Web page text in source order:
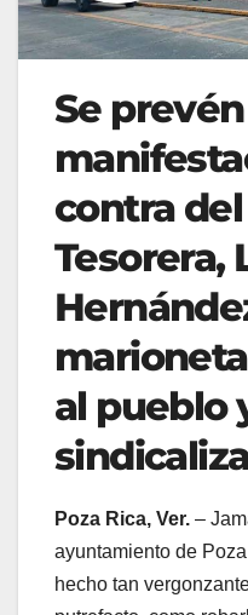
Se
contra
Tesorera,
al pueblo
Poza Rica, Ver. –
ayuntamiento de
hecho tan